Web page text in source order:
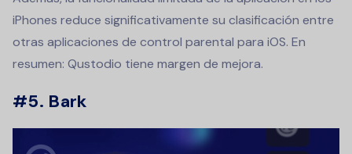
iPhones reduce significativamente su clasificación entre
otras aplicaciones de control parental para iOS. En
resumen: Qustodio tiene margen de mejora.
#5. Bark